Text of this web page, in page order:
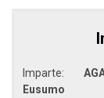
Imparte:
Eusumo